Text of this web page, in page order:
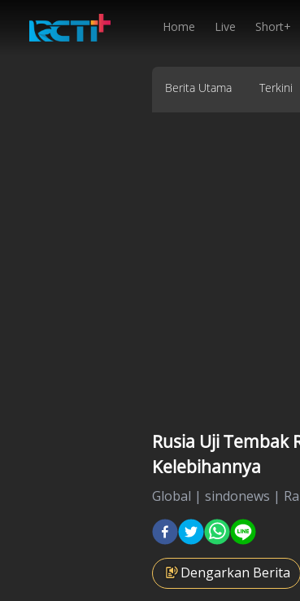
Home Live Short+
Berita Utama Terkini
Rusia Uji Tembak
Kelebihannya
Global | sindonews |
Dengarkan Berita